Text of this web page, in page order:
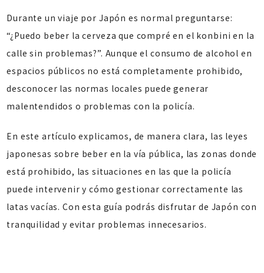
Durante un viaje por Japón es normal preguntarse:
“¿Puedo beber la cerveza que compré en el konbini en la
calle sin problemas?”. Aunque el consumo de alcohol en
espacios públicos no está completamente prohibido,
desconocer las normas locales puede generar
malentendidos o problemas con la policía.
En este artículo explicamos, de manera clara, las leyes
japonesas sobre beber en la vía pública, las zonas donde
está prohibido, las situaciones en las que la policía
puede intervenir y cómo gestionar correctamente las
latas vacías. Con esta guía podrás disfrutar de Japón con
tranquilidad y evitar problemas innecesarios.